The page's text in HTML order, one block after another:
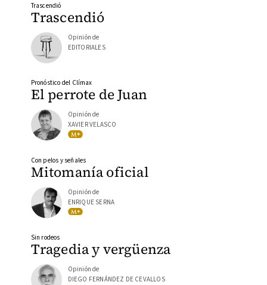
Trascendió
Trascendió
Opinión de
EDITORIALES
El perrote de Juan
Pronóstico del Clímax
Opinión de
XAVIER VELASCO
Mitomanía oficial
Con pelos y señales
Opinión de
ENRIQUE SERNA
Tragedia y vergüenza
Sin rodeos
Opinión de
DIEGO FERNÁNDEZ DE CEVALLOS